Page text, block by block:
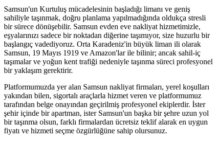
Samsun'un Kurtuluş mücadelesinin başladığı limanı ve geniş
sahiliyle taşınmak, doğru planlama yapılmadığında oldukça stresli
bir sürece dönüşebilir. Samsun evden eve nakliyat hizmetimizle,
eşyalarınızı sadece bir noktadan diğerine taşımıyor, size huzurlu bir
başlangıç vadediyoruz. Orta Karadeniz'in büyük liman ili olarak
Samsun, 19 Mayıs 1919 ve Amazon'lar ile bilinir; ancak sahil-iç
taşımalar ve yoğun kent trafiği nedeniyle taşınma süreci profesyonel
bir yaklaşım gerektirir.
Platformumuzda yer alan Samsun nakliyat firmaları, yerel koşulları
yakından bilen, sigortalı araçlarla hizmet veren ve platformumuz
tarafından belge onayından geçirilmiş profesyonel ekiplerdir. İster
şehir içinde bir apartman, ister Samsun'un başka bir şehre uzun yol
bir taşınma olsun, farklı firmalardan ücretsiz teklif alarak en uygun
fiyatı ve hizmeti seçme özgürlüğüne sahip olursunuz.